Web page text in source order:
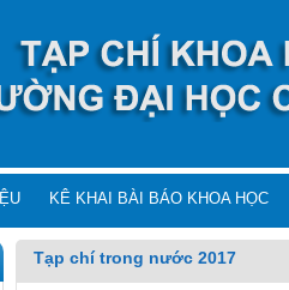
KÊ KHAI BÀI BÁO KHOA HỌC
Tạp chí trong nước 2017